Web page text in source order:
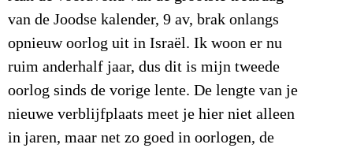
van de Joodse kalender, 9 av, brak onlangs
opnieuw oorlog uit in Israël. Ik woon er nu
ruim anderhalf jaar, dus dit is mijn tweede
oorlog sinds de vorige lente. De lengte van je
nieuwe verblijfplaats meet je hier niet alleen
in jaren, maar net zo goed in oorlogen, de